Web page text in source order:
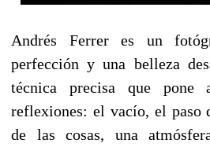
Andrés Ferrer es un
perfección y una belleza
técnica precisa que
reflexiones: el vacío, el paso
de las cosas, una